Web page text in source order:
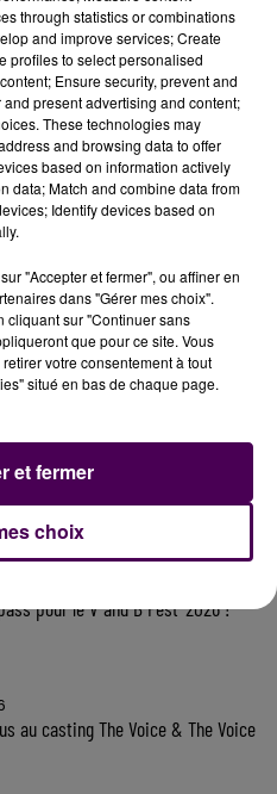
le 1er juillet, et l’on
par jour
demi détaille l’ARS, qui
semaines pour faire
la circulation du
qu'elle va distribuer
jetables aux
pour le V and B Fest' 2026 !
au casting The Voice & The Voice
through statistics or combinations
and improve services; Create
profiles to select personalised
Ensure security, prevent and
present advertising and content;
These technologies may
and browsing data to offer
based on information actively
data; Match and combine data from
Identify devices based on
"Accepter et fermer", ou affiner en
dans "Gérer mes choix".
cliquant sur "Continuer sans
que pour ce site. Vous
votre consentement à tout
situé en bas de chaque page.
choix
et fermer